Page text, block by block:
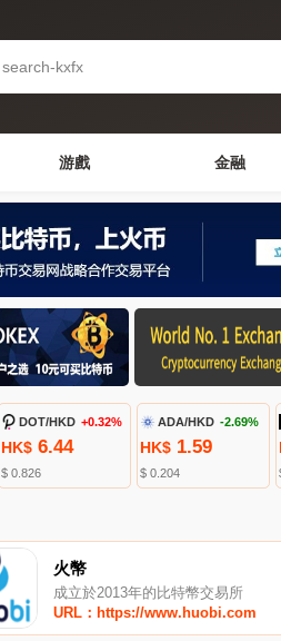
游戲 金融
DOT/HKD +0.32%
HK$6.44
$ 0.826
ADA/HKD -2.69%
HK$1.59
$ 0.204
火幣
成立於2013年的比特幣交易所
URL：https://www.huobi.com